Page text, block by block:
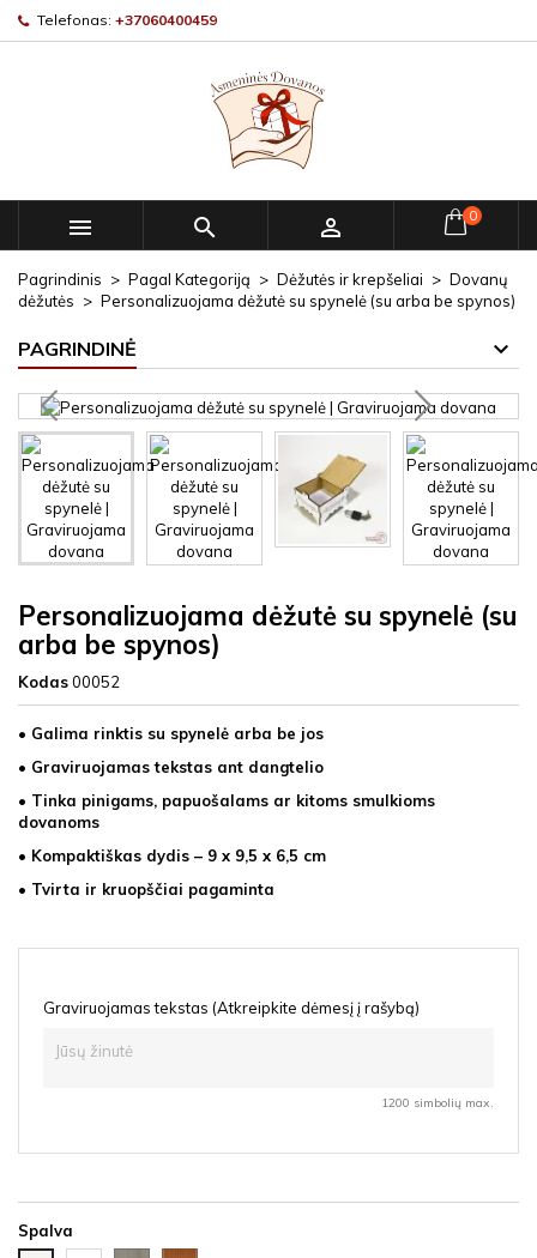
Telefonas: +37060400459
   0
Pagrindinis Pagal Kategoriją Dėžutės ir krepšeliai
Dovanų
dėžutės
Personalizuojama dėžutė su spynelė (su arba be spynos)
PAGRINDINĖ
Personalizuojama dėžutė su spynelė (su
arba be spynos)
Kodas00052
• Galima rinktis su spynelė arba be jos
• Graviruojamas tekstas ant dangtelio
• Tinka pinigams, papuošalams ar kitoms smulkioms
dovanoms
• Kompaktiškas dydis – 9 x 9,5 x 6,5 cm
• Tvirta ir kruopščiai pagaminta
Graviruojamas tekstas (Atkreipkite dėmesį į rašybą)
1200 simbolių max.
Spalva